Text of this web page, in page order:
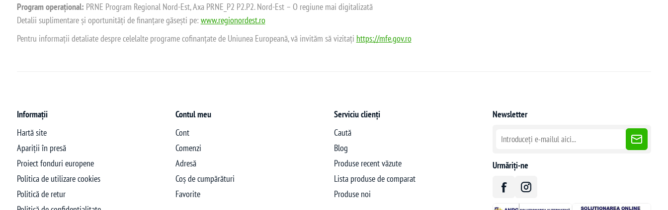
Program operațional: PRNE Program Regional Nord-Est, Axa PRNE_P2 P2.P2. Nord-Est – O regiune mai digitalizată
Detalii suplimentare și oportunități de finanțare găsești pe: www.regionordest.ro
Pentru informații detaliate despre celelalte programe cofinanțate de Uniunea Europeană, vă invităm să vizitați https://mfe.gov.ro
Informații
Hartă site
Apariții în presă
Proiect fonduri europene
Politica de utilizare cookies
Politică de retur
Contul meu
Cont
Comenzi
Adresă
Coș de cumpărături
Favorite
Serviciu clienți
Caută
Blog
Produse recent văzute
Lista produse de comparat
Produse noi
Newsletter
Urmăriți-ne